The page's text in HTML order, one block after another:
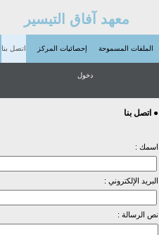
معهد آفاق التيسير
الملفات المسموحة إحصائيات المركز اتصل بنا
دخول
● اتصل بنا
اسمك :
البريد الإلكتروني :
نص الرسالة :